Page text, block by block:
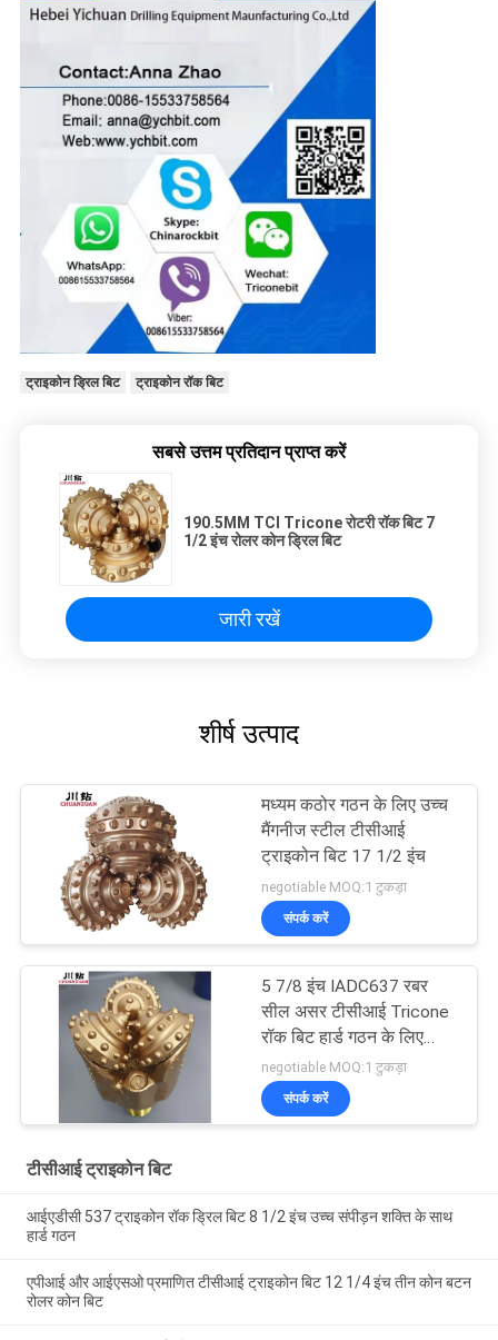
ट्राइकोन ड्रिल बिट ट्राइकोन रॉक बिट
सबसे उत्तम प्रतिदान प्राप्त करें
190.5MM TCI Tricone रोटरी रॉक बिट 7
1/2 इंच रोलर कोन ड्रिल बिट
जारी रखें
शीर्ष उत्पाद
मध्यम कठोर गठन के लिए उच्च
मैंगनीज स्टील टीसीआई
ट्राइकोन बिट 17 1/2 इंच
negotiable MOQ:1 टुकड़ा
संपर्क करें
5 7/8 इंच IADC637 रबर
सील असर टीसीआई Tricone
रॉक बिट हार्ड गठन के लिए
अच्छी तरह से ड्रिलिंग
negotiable MOQ:1 टुकड़ा
संपर्क करें
टीसीआई ट्राइकोन बिट
आईएडीसी 537 ट्राइकोन रॉक ड्रिल बिट 8 1/2 इंच उच्च संपीड़न शक्ति के साथ
हार्ड गठन
एपीआई और आईएसओ प्रमाणित टीसीआई ट्राइकोन बिट 12 1/4 इंच तीन कोन बटन
रोलर कोन बिट